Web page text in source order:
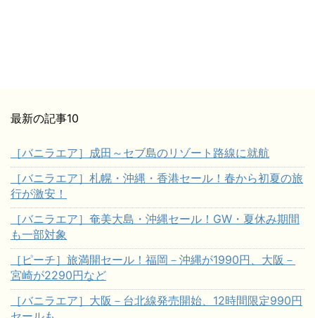
最新の記事10
［バニラエア］成田～セブ島のリゾート路線に就航
［バニラエア］札幌・沖縄・香港セール！春から初夏の旅
行が激安！
［バニラエア］奄美大島・沖縄セール！GW・夏休み期間
も一部対象
［ピーチ］旅満開セール！福岡－沖縄が1990円、大阪－
宮崎が2290円など
［バニラエア］大阪－台北線発売開始、12時間限定990円